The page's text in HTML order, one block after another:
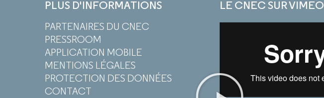
PLUS D'INFORMATIONS
PARTENAIRES DU CNEC
PRESSROOM
APPLICATION MOBILE
MENTIONS LÉGALES
PROTECTION DES DONNÉES
CONTACT
LE CNEC SUR VIMEO